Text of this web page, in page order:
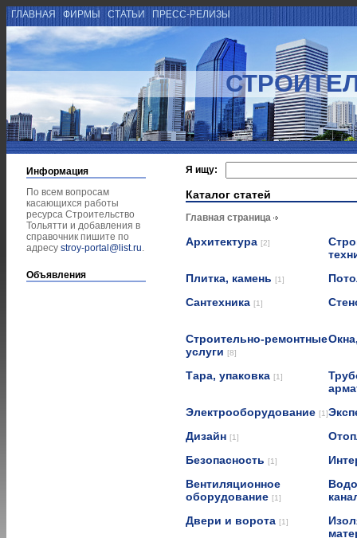
ГЛАВНАЯ ФИРМЫ СТАТЬИ ПРЕСС-РЕЛИЗЫ
Информация
По всем вопросам
касающихся работы
ресурса Строительство
Тольятти и добавления в
справочник пишите по
адресу stroy-portal@list.ru.
Объявления
Я ищу:
Каталог статей
Главная страница
Архитектура [2]
Плитка, камень [1]
Сантехника [1]
Строительно-ремонтные
услуги [8]
Тара, упаковка [1]
Электрооборудование [1]
Дизайн [1]
Безопасность [1]
Вентиляционное
оборудование [1]
Двери и ворота [1]